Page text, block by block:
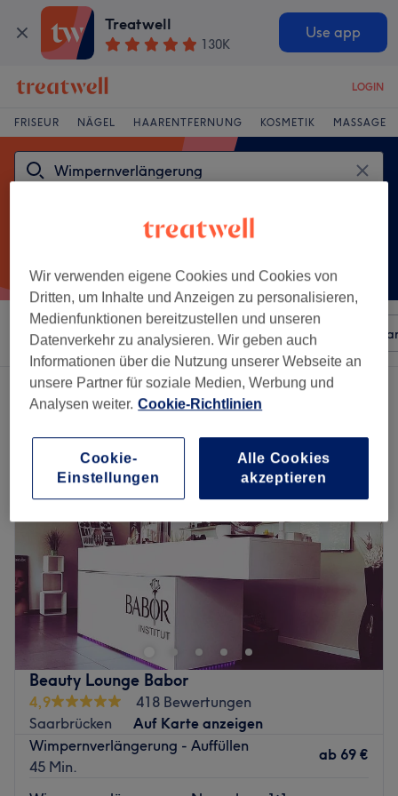
Treatwell
130K
Use app
LOGIN
FRISEUR NÄGEL HAARENTFERNUNG KOSMETIK MASSAGE
Sortieren nach Beliebiger Preis Besonderheiten
Ein Salon, der anbietet:
wimpernverlängerung in Alt-Saarbrücken, Saarbrücken
Beauty Lounge Babor
4,9
418 Bewertungen
Saarbrücken
Auf Karte anzeigen
Wimpernverlängerung - Auffüllen
45 Min.
ab 69 €
Wir verwenden eigene Cookies und Cookies von
Dritten, um Inhalte und Anzeigen zu personalisieren,
Medienfunktionen bereitzustellen und unseren
Datenverkehr zu analysieren. Wir geben auch
Informationen über die Nutzung unserer Webseite an
unsere Partner für soziale Medien, Werbung und
Analysen weiter. Cookie-Richtlinien
Cookie-
Einstellungen
Alle Cookies
akzeptieren